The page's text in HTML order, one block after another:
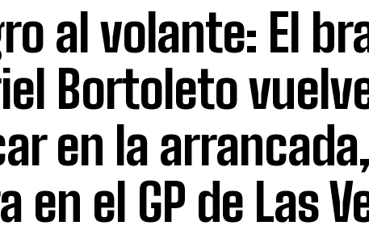
al volante: El
Bortoleto
en la arrancada,
en el GP de Las